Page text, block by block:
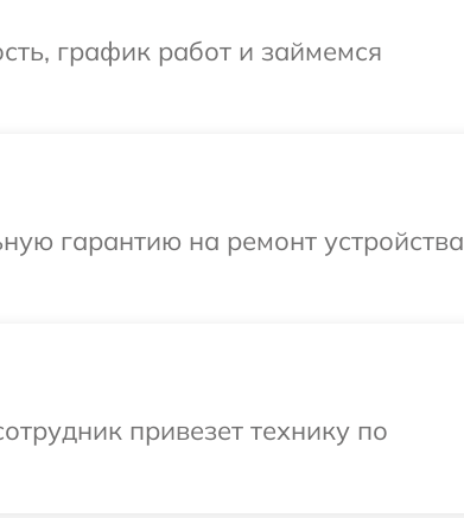
график работ и займемся
гарантию на ремонт устройства
привезет технику по